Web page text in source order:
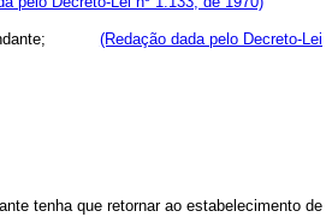
(Redação dada pelo Decreto-Lei
tenha que retornar ao estabelecimento de